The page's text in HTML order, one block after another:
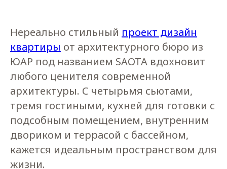
Нереально стильный проект дизайн
квартиры от архитектурного бюро из
ЮАР под названием SAOTA вдохновит
любого ценителя современной
архитектуры. С четырьмя сьютами,
тремя гостиными, кухней для готовки с
подсобным помещением, внутренним
двориком и террасой с бассейном,
кажется идеальным пространством для
жизни.